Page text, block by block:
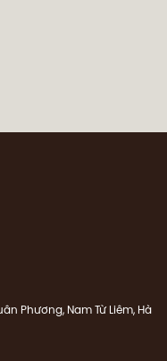
Phương, Nam Từ Liêm, Hà